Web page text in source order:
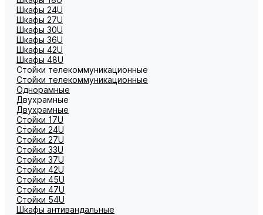
Шкафы 24U
Шкафы 27U
Шкафы 30U
Шкафы 36U
Шкафы 42U
Шкафы 48U
Стойки телекоммуникационные
Стойки телекоммуникационные
Однорамные
Двухрамные
Двухрамные
Стойки 17U
Стойки 24U
Стойки 27U
Стойки 33U
Стойки 37U
Стойки 42U
Стойки 45U
Стойки 47U
Стойки 54U
Шкафы антивандальные